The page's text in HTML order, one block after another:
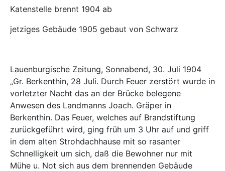
Katenstelle brennt 1904 ab
jetziges Gebäude 1905 gebaut von Schwarz
Lauenburgische Zeitung, Sonnabend, 30. Juli 1904
„Gr. Berkenthin, 28 Juli. Durch Feuer zerstört wurde in
vorletzter Nacht das an der Brücke belegene
Anwesen des Landmanns Joach. Gräper in
Berkenthin. Das Feuer, welches auf Brandstiftung
zurückgeführt wird, ging früh um 3 Uhr auf und griff
in dem alten Strohdachhause mit so rasanter
Schnelligkeit um sich, daß die Bewohner nur mit
Mühe u. Not sich aus dem brennenden Gebäude